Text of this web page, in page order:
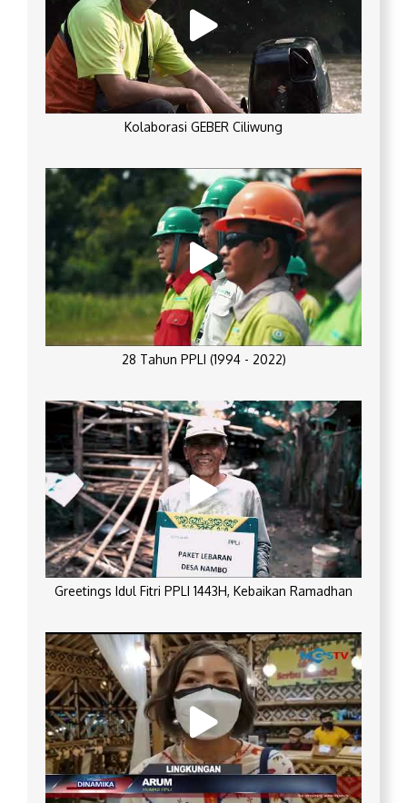
Kolaborasi GEBER Ciliwung
28 Tahun PPLI (1994 - 2022)
Greetings Idul Fitri PPLI 1443H, Kebaikan Ramadhan